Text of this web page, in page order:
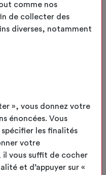
comme nos
de collecter des
diverses, notamment
», vous donnez votre
énoncées. Vous
les finalités
votre
il vous suffit de cocher
et d’appuyer sur «
utilise mes
mail) pour me
auxConditions
des Données
de vous inscrire sur
l'addition suivante en